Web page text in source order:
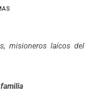
misioneros laícos del